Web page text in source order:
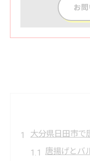
お
大分県日田市で
唐揚げとバ